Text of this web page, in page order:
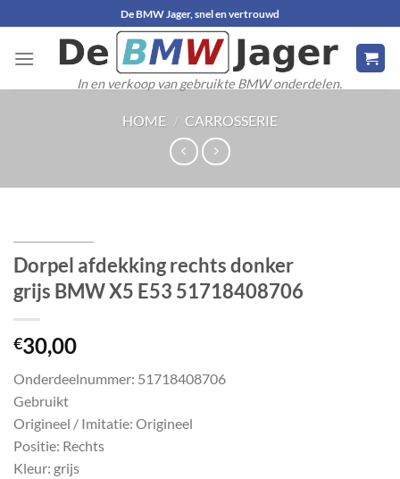
naar
inhoud
De BMW Jager, snel en vertrouwd
In en verkoop van gebruikte BMW onderdelen.
HOME / CARROSSERIE
Dorpel afdekking rechts donker
grijs BMW X5 E53 51718408706
€30,00
Onderdeelnummer: 51718408706
Gebruikt
Origineel / Imitatie: Origineel
Positie: Rechts
Kleur: grijs